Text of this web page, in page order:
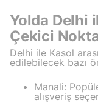
Yolda Delhi
Çekici
Delhi ile Kasol
edilebilecek bazı
Manali:
alışveriş